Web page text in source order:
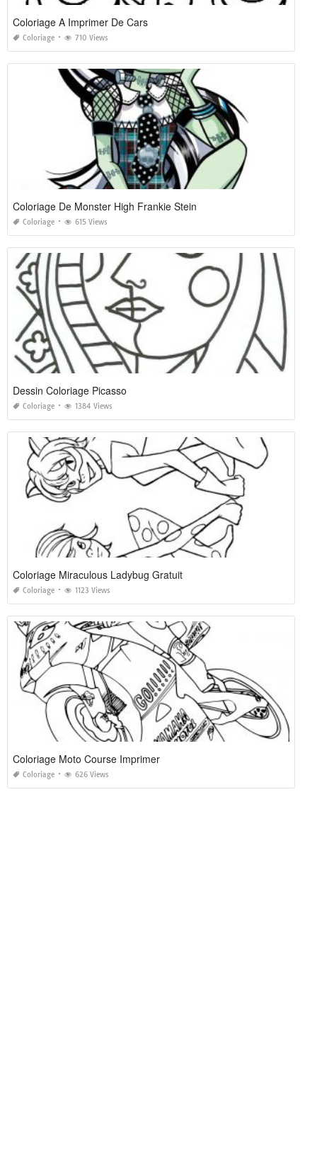
Coloriage A Imprimer De Cars
Coloriage 710 Views
Coloriage De Monster High Frankie Stein
Coloriage 615 Views
Dessin Coloriage Picasso
Coloriage 1384 Views
Coloriage Miraculous Ladybug Gratuit
Coloriage 1123 Views
Coloriage Moto Course Imprimer
Coloriage 626 Views